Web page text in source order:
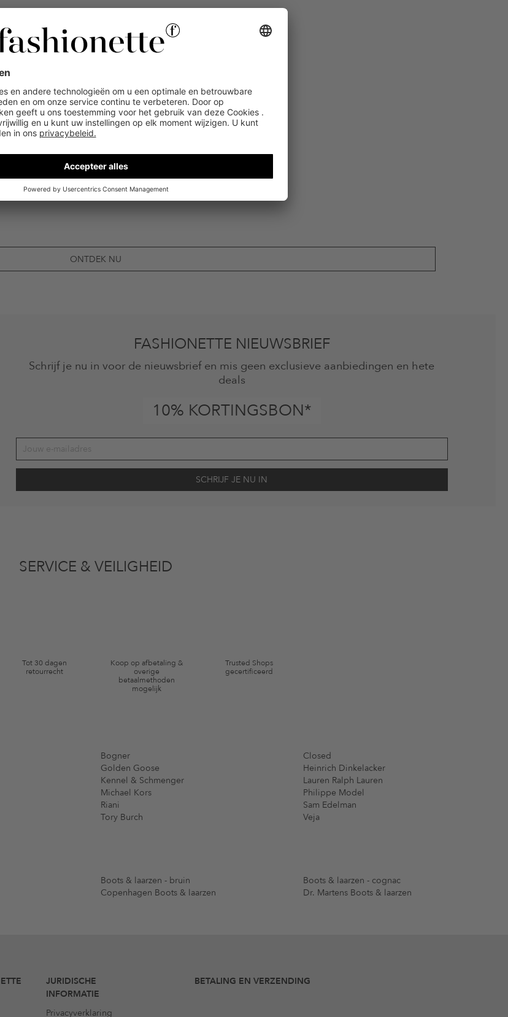
ONTDEK NU
FASHIONETTE NIEUWSBRIEF
Schrijf je nu in voor de nieuwsbrief en mis geen exclusieve aanbiedingen en hete
deals
10% KORTINGSBON*
SERVICE & VEILIGHEID
Tot 30 dagen
retourrecht
Koop op afbetaling &
overige
betaalmethoden
mogelijk
Trusted Shops
gecertificeerd
Bogner
Closed
Golden Goose
Heinrich Dinkelacker
Kennel & Schmenger
Lauren Ralph Lauren
Michael Kors
Philippe Model
Riani
Sam Edelman
Tory Burch
Veja
Boots & laarzen - bruin
Boots & laarzen - cognac
Copenhagen Boots & laarzen
Dr. Martens Boots & laarzen
JURIDISCHE
INFORMATIE
Privacyverklaring
BETALING EN VERZENDING